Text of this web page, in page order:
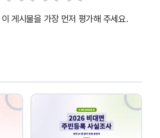
게시물을 가장 먼저 평가해 주세요.